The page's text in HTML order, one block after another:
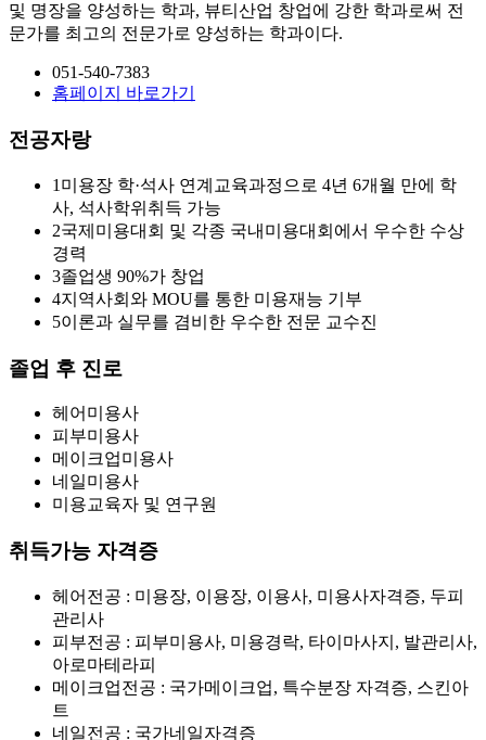
및 명장을 양성하는 학과, 뷰티산업 창업에 강한 학과로써 전
문가를 최고의 전문가로 양성하는 학과이다.
051-540-7383
홈페이지 바로가기
전공자랑
1 미용장 학·석사 연계교육과정으로 4년 6개월 만에 학
사, 석사학위취득 가능
2국제미용대회 및 각종 국내미용대회에서 우수한 수상
경력
3졸업생 90%가 창업
4지역사회와 MOU를 통한 미용재능 기부
5이론과 실무를 겸비한 우수한 전문 교수진
졸업 후 진로
헤어미용사
피부미용사
메이크업미용사
네일미용사
미용교육자 및 연구원
취득가능 자격증
헤어전공 : 미용장, 이용장, 이용사, 미용사자격증, 두피
관리사
피부전공 : 피부미용사, 미용경락, 타이마사지, 발관리사,
아로마테라피
메이크업전공 : 국가메이크업, 특수분장 자격증, 스킨아
트
네일전공 : 국가네일자격증